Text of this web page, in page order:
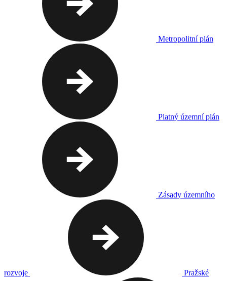
Metropolitní plán
Platný územní plán
Zásady územního
rozvoje Pražské